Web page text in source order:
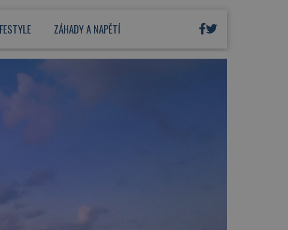
ZÁHADY A NAPĚTÍ